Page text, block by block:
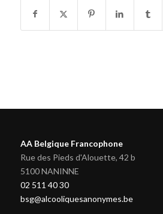
AA Belgique Francophone
Rue des Pieds d'Alouette, 42 b
5100 NANINNE
02 511 40 30
bsg@alcooliquesanonymes.be